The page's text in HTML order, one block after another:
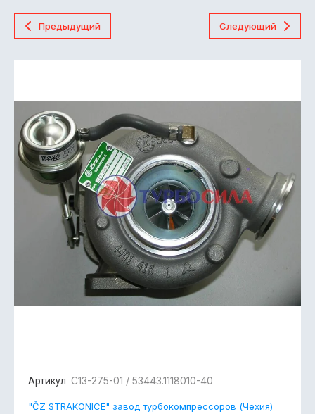
Предыдущий Следующий
Артикул: C13-275-01 / 53443.1118010-40
"ČZ STRAKONICE" завод турбокомпрессоров (Чехия)